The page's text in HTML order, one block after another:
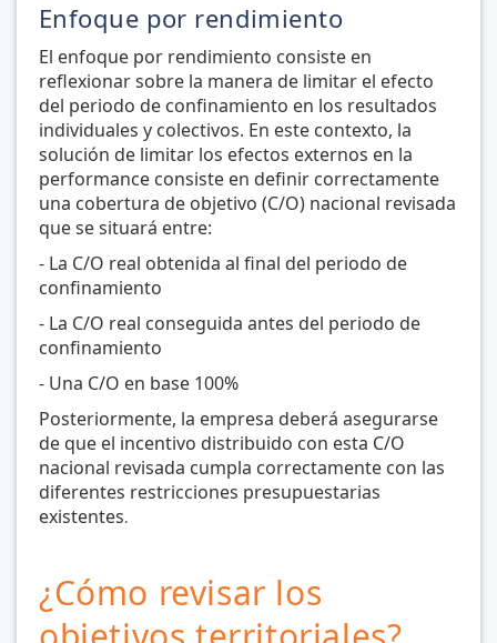
Enfoque por rendimiento
El enfoque por rendimiento consiste en
reflexionar sobre la manera de limitar el efecto
del periodo de confinamiento en los resultados
individuales y colectivos. En este contexto, la
solución de limitar los efectos externos en la
performance consiste en definir correctamente
una cobertura de objetivo (C/O) nacional revisada
que se situará entre:
- La C/O real obtenida al final del periodo de
confinamiento
- La C/O real conseguida antes del periodo de
confinamiento
- Una C/O en base 100%
Posteriormente, la empresa deberá asegurarse
de que el incentivo distribuido con esta C/O
nacional revisada cumpla correctamente con las
diferentes restricciones presupuestarias
existentes.
¿Cómo revisar los